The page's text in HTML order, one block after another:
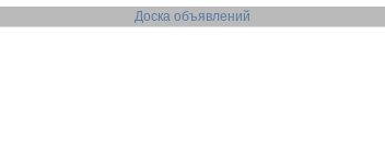
Доска объявлений